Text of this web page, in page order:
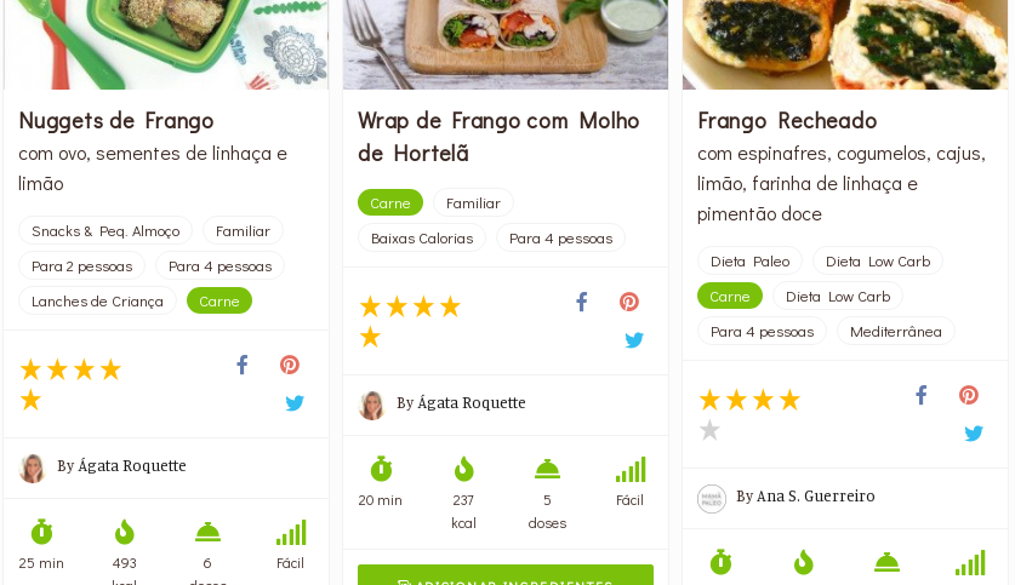
Nuggets de Frango
com ovo, sementes de linhaça e
limão
Snacks & Peq. Almoço
Familiar
Para 2 pessoas
Para 4 pessoas
Lanches de Criança
Carne
ByÁgata Roquette
25 min
493
6
Fácil
Wrap de Frango com Molho
de Hortelã
Carne
Familiar
Baixas Calorias
Para 4 pessoas
ByÁgata Roquette
20 min
237
kcal
5
doses
Fácil
Frango Recheado
com espinafres, cogumelos, cajus,
limão, farinha de linhaça e
pimentão doce
Dieta Paleo
Dieta Low Carb
Carne
Dieta Low Carb
Para 4 pessoas
Mediterrânea
ByAna S. Guerreiro